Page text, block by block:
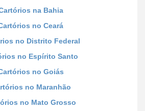
na Bahia
no Ceará
no Distrito Federal
no Espírito Santo
no Goiás
no Maranhão
no Mato Grosso